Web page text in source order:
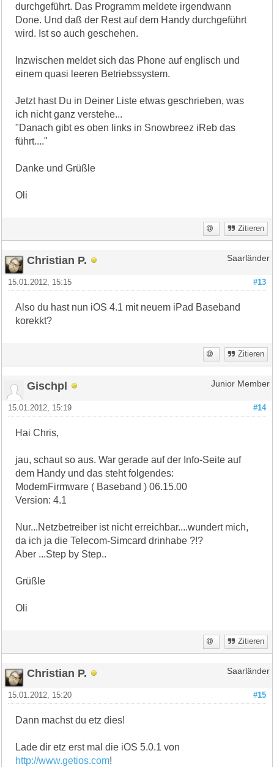
durchgeführt. Das Programm meldete irgendwann
Done. Und daß der Rest auf dem Handy durchgeführt
wird. Ist so auch geschehen.
Inzwischen meldet sich das Phone auf englisch und
einem quasi leeren Betriebssystem.
Jetzt hast Du in Deiner Liste etwas geschrieben, was
ich nicht ganz verstehe...
"Danach gibt es oben links in Snowbreez iReb das
führt...."
Danke und Grüßle
Oli
Zitieren
Christian P. Saarländer
#13
15.01.2012, 15:15
Also du hast nun iOS 4.1 mit neuem iPad Baseband
korekkt?
Zitieren
Gischpl Junior Member
#14
15.01.2012, 15:19
Hai Chris,
jau, schaut so aus. War gerade auf der Info-Seite auf
dem Handy und das steht folgendes:
ModemFirmware ( Baseband ) 06.15.00
Version: 4.1
Nur...Netzbetreiber ist nicht erreichbar....wundert mich,
da ich ja die Telecom-Simcard drinhabe ?!?
Aber ...Step by Step..
Grüßle
Oli
Zitieren
Christian P. Saarländer
#15
15.01.2012, 15:20
Dann machst du etz dies!
Lade dir etz erst mal die iOS 5.0.1 von
http://www.getios.com!